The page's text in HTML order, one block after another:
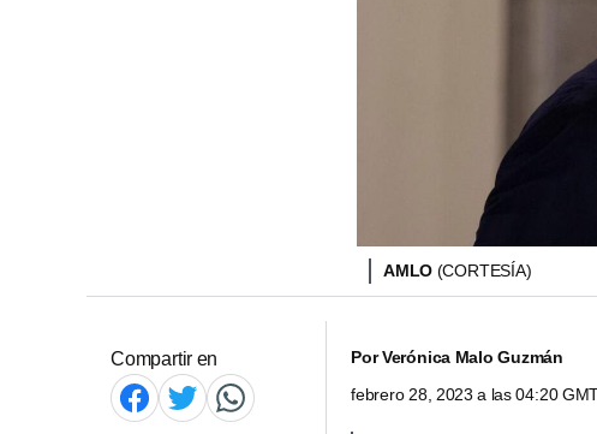
AMLO (CORTESÍA)
Compartir en PorVerónica Malo Guzmán
febrero 28, 2023 a las 04:20